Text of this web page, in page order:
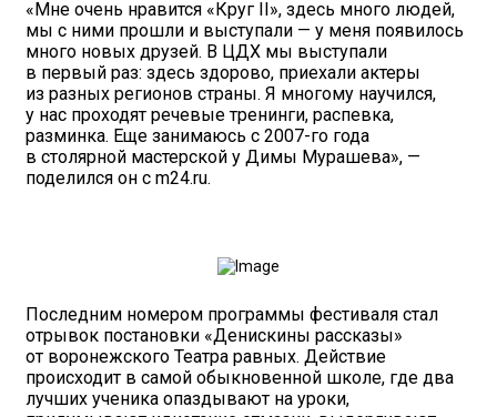
«Мне очень нравится «Круг II», здесь много людей,
мы с ними прошли и выступали — у меня появилось
много новых друзей. В ЦДХ мы выступали
в первый раз: здесь здорово, приехали актеры
из разных регионов страны. Я многому научился,
у нас проходят речевые тренинги, распевка,
разминка. Еще занимаюсь с 2007-го года
в столярной мастерской у Димы Мурашева», —
поделился он с m24.ru.
Последним номером программы фестиваля стал
отрывок постановки «Денискины рассказы»
от воронежского Театра равных. Действие
происходит в самой обыкновенной школе, где два
лучших ученика опаздывают на уроки,